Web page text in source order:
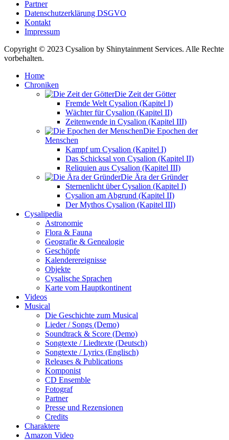
Partner
Datenschutzerklärung DSGVO
Kontakt
Impressum
Copyright © 2023 Cysalion by Shinytainment Services. Alle Rechte
vorbehalten.
Home
Chroniken
Die Zeit der Götter
Fremde Welt Cysalion (Kapitel I)
Wächter für Cysalion (Kapitel II)
Zeitenwende in Cysalion (Kapitel III)
Die Epochen der
Menschen
Kampf um Cysalion (Kapitel I)
Das Schicksal von Cysalion (Kapitel II)
Reliquien aus Cysalion (Kapitel III)
Die Ära der Gründer
Sternenlicht über Cysalion (Kapitel I)
Cysalion am Abgrund (Kapitel II)
Der Mythos Cysalion (Kapitel III)
Cysalipedia
Astronomie
Flora & Fauna
Geografie & Genealogie
Geschöpfe
Kalenderereignisse
Objekte
Cysalische Sprachen
Karte vom Hauptkontinent
Videos
Musical
Die Geschichte zum Musical
Lieder / Songs (Demo)
Soundtrack & Score (Demo)
Songtexte / Liedtexte (Deutsch)
Songtexte / Lyrics (Englisch)
Releases & Publications
Komponist
CD Ensemble
Fotograf
Partner
Presse und Rezensionen
Credits
Charaktere
Amazon Video